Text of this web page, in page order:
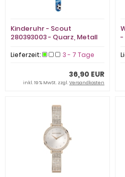
Kinderuhr - Scout
280393003 - Quarz, Metall
Lieferzeit: 3 - 7 Tage
36,90 EUR
inkl. 19 % MwSt. zzgl.Versandkosten
-